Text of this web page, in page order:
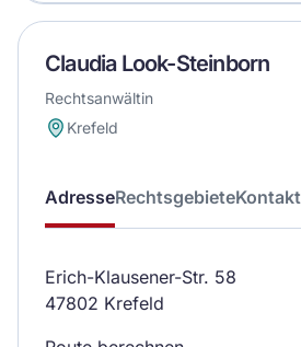
Claudia Look-Steinborn
Rechtsanwältin
Krefeld
AdresseRechtsgebieteKontakt
Erich-Klausener-Str. 58
47802 Krefeld